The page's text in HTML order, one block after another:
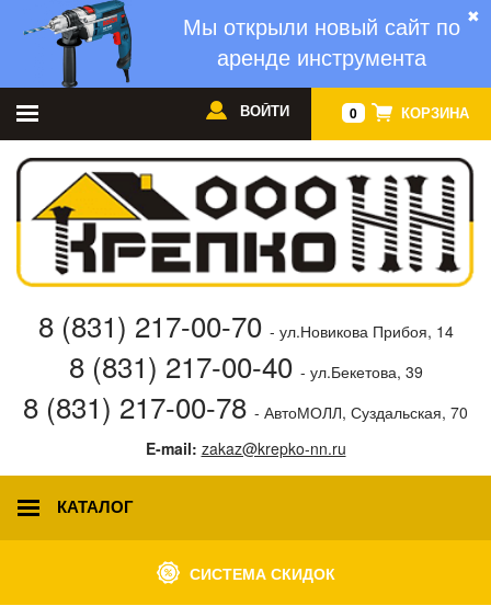
✖
Мы открыли новый сайт по
аренде инструмента
0 КОРЗИНА
ВОЙТИ
8 (831) 217-00-70 - ул.Новикова Прибоя, 14
8 (831) 217-00-40 - ул.Бекетова, 39
8 (831) 217-00-78 - АвтоМОЛЛ, Суздальская, 70
E-mail: zakaz@krepko-nn.ru
КАТАЛОГ
СИСТЕМА СКИДОК